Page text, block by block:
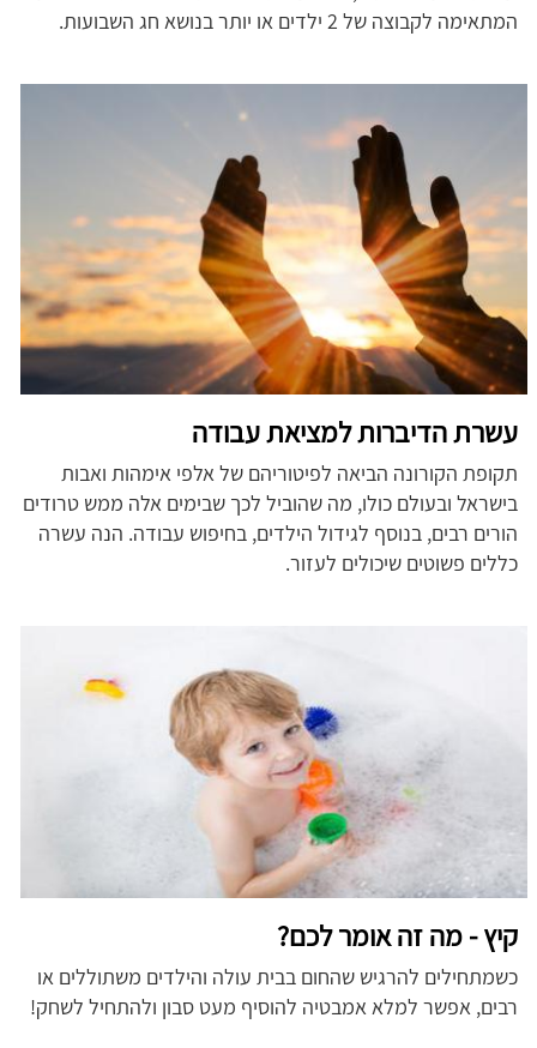
המתאימה לקבוצה של 2 ילדים או יותר בנושא חג השבועות.
עשרת הדיברות למציאת עבודה
תקופת הקורונה הביאה לפיטוריהם של אלפי אימהות ואבות
בישראל ובעולם כולו, מה שהוביל לכך שבימים אלה ממש טרודים
הורים רבים, בנוסף לגידול הילדים, בחיפוש עבודה. הנה עשרה
כללים פשוטים שיכולים לעזור.
קיץ - מה זה אומר לכם?
כשמתחילים להרגיש שהחום בבית עולה והילדים משתוללים או
רבים, אפשר למלא אמבטיה להוסיף מעט סבון ולהתחיל לשחק!